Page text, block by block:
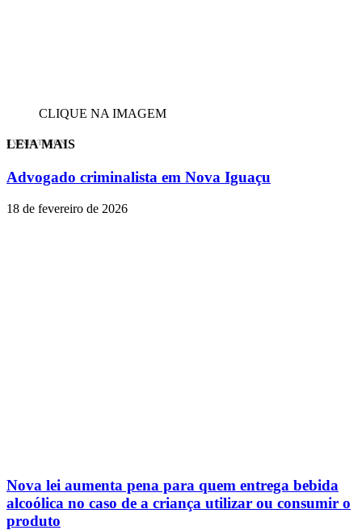
CLIQUE NA IMAGEM
EVINIS TALON
LEIA MAIS
Advogado criminalista em Nova Iguaçu
18 de fevereiro de 2026
Nova lei aumenta pena para quem entrega bebida
alcoólica no caso de a criança utilizar ou consumir o
produto